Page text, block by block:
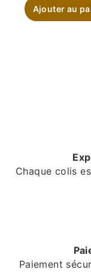
Ajouter au
Chaque colis
Paiement